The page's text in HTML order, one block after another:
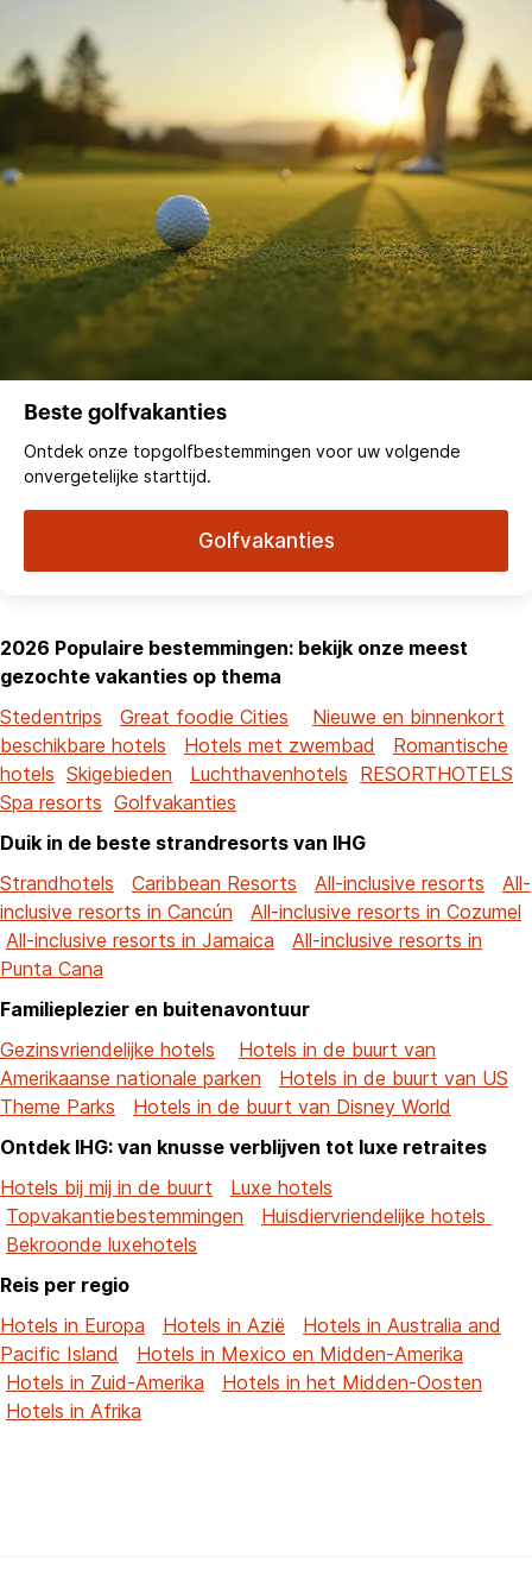
Beste golfvakanties
Ontdek onze topgolfbestemmingen voor uw volgende
onvergetelijke starttijd.
Golfvakanties
2026 Populaire bestemmingen: bekijk onze meest
gezochte vakanties op thema
Stedentrips
Great foodie Cities
Nieuwe en binnenkort
beschikbare hotels
Hotels met zwembad
Romantische
hotels Skigebieden Luchthavenhotels RESORTHOTELS
Spa resorts Golfvakanties
Duik in de beste strandresorts van IHG
Strandhotels
Caribbean Resorts All-inclusive resorts
All-
inclusive resorts in Cancún
All-inclusive resorts in Cozumel
All-inclusive resorts in Jamaica
All-inclusive resorts in
Punta Cana
Familieplezier en buitenavontuur
Gezinsvriendelijke hotels
Hotels in de buurt van
Amerikaanse nationale parken
Hotels in de buurt van US
Theme Parks
Hotels in de buurt van Disney World
Ontdek IHG: van knusse verblijven tot luxe retraites
Hotels bij mij in de buurt
Luxe hotels
Topvakantiebestemmingen
Huisdiervriendelijke hotels
Bekroonde luxehotels
Reis per regio
Hotels in Europa
Hotels in Azië
Hotels in Australia and
Pacific Island
Hotels in Mexico en Midden-Amerika
Hotels in Zuid-Amerika
Hotels in het Midden-Oosten
Hotels in Afrika